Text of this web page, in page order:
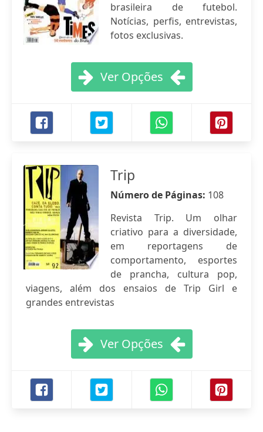
brasileira de futebol.
Notícias, perfis, entrevistas,
fotos exclusivas.
Ver Opções
Trip
Número de Páginas: 108
Revista Trip. Um olhar
criativo para a diversidade,
em reportagens de
comportamento, esportes
de prancha, cultura pop,
viagens, além dos ensaios de Trip Girl e
grandes entrevistas
Ver Opções